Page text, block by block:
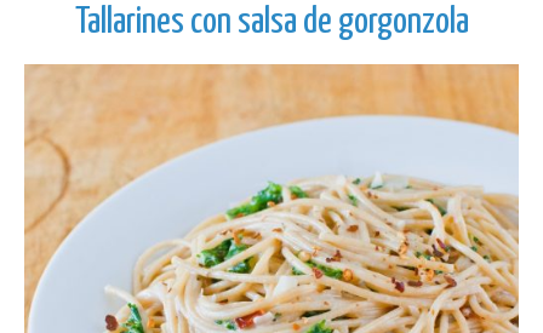
Tallarines con salsa de gorgonzola